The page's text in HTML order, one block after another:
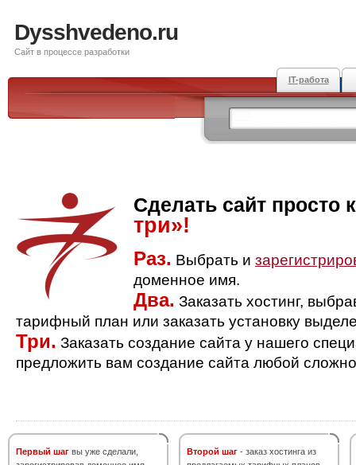
Dysshvedeno.ru
Сайт в процессе разработки
IT-работа
Сделать сайт просто
три»!
Раз. Выбрать и
доменное имя.
Два. Заказать хостинг,
тарифный план или заказать установку
Три. Заказать создание сайта у нашего
предложить вам создание сайта любой
Первый шаг вы уже сделали,
Второй шаг - заказ хостинга из